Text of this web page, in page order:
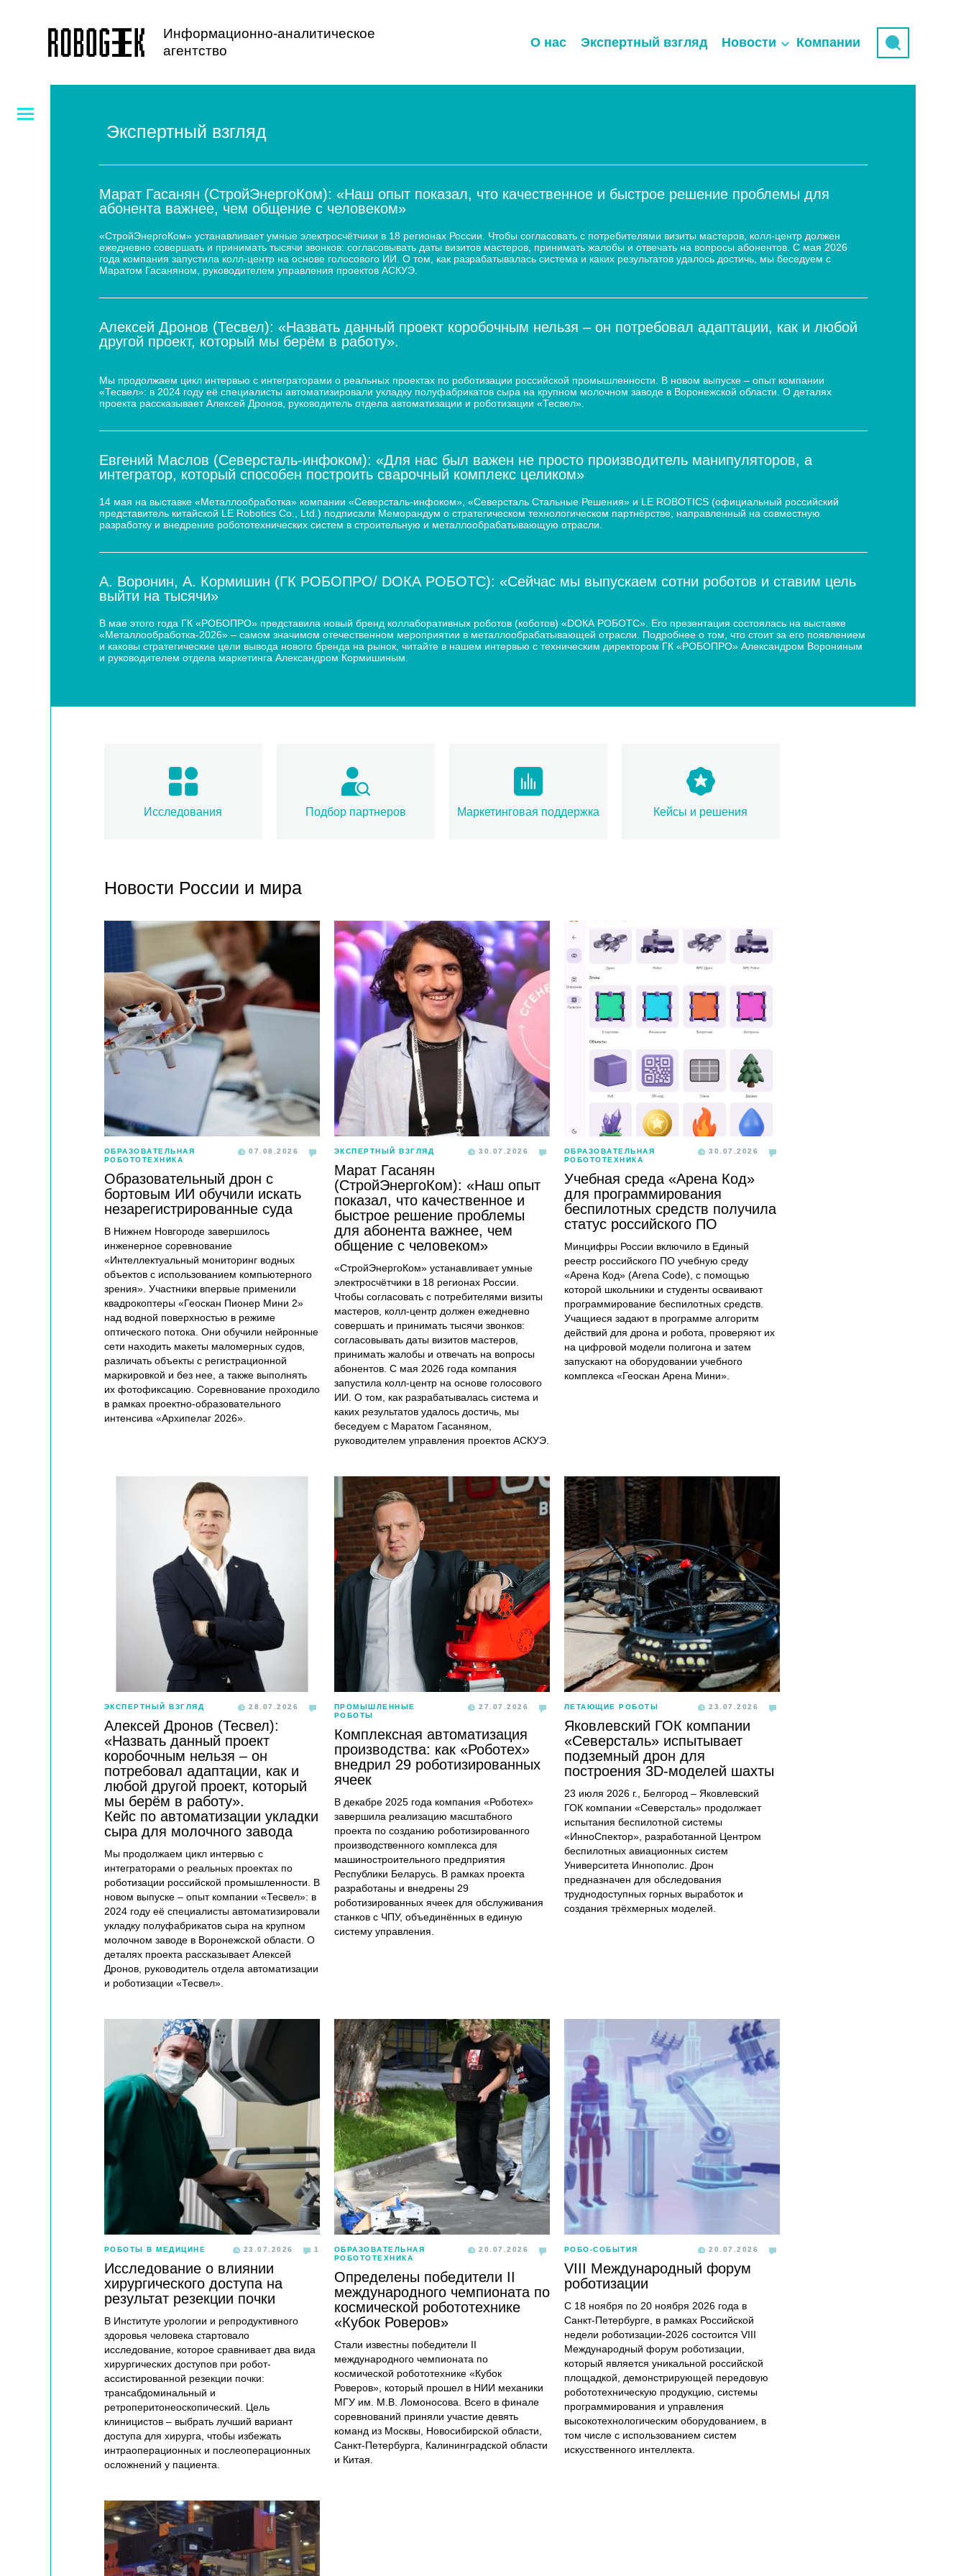
Информационно-аналитическое
агентство
О нас Экспертный взгляд Новости Компании
Экспертный взгляд
Марат Гасанян (СтройЭнергоКом): «Наш опыт показал, что качественное и быстрое решение проблемы для
абонента важнее, чем общение с человеком»
«СтройЭнергоКом» устанавливает умные электросчётчики в 18 регионах России. Чтобы согласовать с потребителями визиты мастеров, колл-центр должен
ежедневно совершать и принимать тысячи звонков: согласовывать даты визитов мастеров, принимать жалобы и отвечать на вопросы абонентов. С мая 2026
года компания запустила колл-центр на основе голосового ИИ. О том, как разрабатывалась система и каких результатов удалось достичь, мы беседуем с
Маратом Гасаняном, руководителем управления проектов АСКУЭ.
Алексей Дронов (Тесвел): «Назвать данный проект коробочным нельзя – он потребовал адаптации, как и любой
другой проект, который мы берём в работу».
Мы продолжаем цикл интервью с интеграторами о реальных проектах по роботизации российской промышленности. В новом выпуске – опыт компании
«Тесвел»: в 2024 году её специалисты автоматизировали укладку полуфабрикатов сыра на крупном молочном заводе в Воронежской области. О деталях
проекта рассказывает Алексей Дронов, руководитель отдела автоматизации и роботизации «Тесвел».
Евгений Маслов (Северсталь-инфоком): «Для нас был важен не просто производитель манипуляторов, а
интегратор, который способен построить сварочный комплекс целиком»
14 мая на выставке «Металлообработка» компании «Северсталь-инфоком», «Северсталь Стальные Решения» и LE ROBOTICS (официальный российский
представитель китайской LE Robotics Co., Ltd.) подписали Меморандум о стратегическом технологическом партнёрстве, направленный на совместную
разработку и внедрение робототехнических систем в строительную и металлообрабатывающую отрасли.
А. Воронин, А. Кормишин (ГК РОБОПРО/ DOКА РОБОТС): «Сейчас мы выпускаем сотни роботов и ставим цель
выйти на тысячи»
В мае этого года ГК «РОБОПРО» представила новый бренд коллаборативных роботов (коботов) «DОКА РОБОТС». Его презентация состоялась на выставке
«Металлообработка-2026» – самом значимом отечественном мероприятии в металлообрабатывающей отрасли. Подробнее о том, что стоит за его появлением
и каковы стратегические цели вывода нового бренда на рынок, читайте в нашем интервью с техническим директором ГК «РОБОПРО» Александром Ворониным
и руководителем отдела маркетинга Александром Кормишиным.
Исследования Подбор партнеров Маркетинговая поддержка Кейсы и решения
Новости России и мира
ОБРАЗОВАТЕЛЬНАЯ
РОБОТОТЕХНИКА
07.08.2026
Образовательный дрон с
бортовым ИИ обучили искать
незарегистрированные суда
В Нижнем Новгороде завершилось
инженерное соревнование
«Интеллектуальный мониторинг водных
объектов с использованием компьютерного
зрения». Участники впервые применили
квадрокоптеры «Геоскан Пионер Мини 2»
над водной поверхностью в режиме
оптического потока. Они обучили нейронные
сети находить макеты маломерных судов,
различать объекты с регистрационной
маркировкой и без нее, а также выполнять
их фотофиксацию. Соревнование проходило
в рамках проектно-образовательного
интенсива «Архипелаг 2026».
ЭКСПЕРТНЫЙ ВЗГЛЯД 30.07.2026
Марат Гасанян
(СтройЭнергоКом): «Наш опыт
показал, что качественное и
быстрое решение проблемы
для абонента важнее, чем
общение с человеком»
«СтройЭнергоКом» устанавливает умные
электросчётчики в 18 регионах России.
Чтобы согласовать с потребителями визиты
мастеров, колл-центр должен ежедневно
совершать и принимать тысячи звонков:
согласовывать даты визитов мастеров,
принимать жалобы и отвечать на вопросы
абонентов. С мая 2026 года компания
запустила колл-центр на основе голосового
ИИ. О том, как разрабатывалась система и
каких результатов удалось достичь, мы
беседуем с Маратом Гасаняном,
руководителем управления проектов АСКУЭ.
ОБРАЗОВАТЕЛЬНАЯ
РОБОТОТЕХНИКА
30.07.2026
Учебная среда «Арена Код»
для программирования
беспилотных средств получила
статус российского ПО
Минцифры России включило в Единый
реестр российского ПО учебную среду
«Арена Код» (Arena Code), с помощью
которой школьники и студенты осваивают
программирование беспилотных средств.
Учащиеся задают в программе алгоритм
действий для дрона и робота, проверяют их
на цифровой модели полигона и затем
запускают на оборудовании учебного
комплекса «Геоскан Арена Мини».
ЭКСПЕРТНЫЙ ВЗГЛЯД 28.07.2026
Алексей Дронов (Тесвел):
«Назвать данный проект
коробочным нельзя – он
потребовал адаптации, как и
любой другой проект, который
мы берём в работу».
Кейс по автоматизации укладки
сыра для молочного завода
Мы продолжаем цикл интервью с
интеграторами о реальных проектах по
роботизации российской промышленности. В
новом выпуске – опыт компании «Тесвел»: в
2024 году её специалисты автоматизировали
укладку полуфабрикатов сыра на крупном
молочном заводе в Воронежской области. О
деталях проекта рассказывает Алексей
Дронов, руководитель отдела автоматизации
и роботизации «Тесвел».
ПРОМЫШЛЕННЫЕ
РОБОТЫ
27.07.2026
Комплексная автоматизация
производства: как «Роботех»
внедрил 29 роботизированных
ячеек
В декабре 2025 года компания «Роботех»
завершила реализацию масштабного
проекта по созданию роботизированного
производственного комплекса для
машиностроительного предприятия
Республики Беларусь. В рамках проекта
разработаны и внедрены 29
роботизированных ячеек для обслуживания
станков с ЧПУ, объединённых в единую
систему управления.
ЛЕТАЮЩИЕ РОБОТЫ 23.07.2026
Яковлевский ГОК компании
«Северсталь» испытывает
подземный дрон для
построения 3D-моделей шахты
23 июля 2026 г., Белгород – Яковлевский
ГОК компании «Северсталь» продолжает
испытания беспилотной системы
«ИнноСпектор», разработанной Центром
беспилотных авиационных систем
Университета Иннополис. Дрон
предназначен для обследования
труднодоступных горных выработок и
создания трёхмерных моделей.
РОБОТЫ В МЕДИЦИНЕ 23.07.2026 1
Исследование о влиянии
хирургического доступа на
результат резекции почки
В Институте урологии и репродуктивного
здоровья человека стартовало
исследование, которое сравнивает два вида
хирургических доступов при робот-
ассистированной резекции почки:
трансабдоминальный и
ретроперитонеоскопический. Цель
клиницистов – выбрать лучший вариант
доступа для хирурга, чтобы избежать
интраоперационных и послеоперационных
осложнений у пациента.
ОБРАЗОВАТЕЛЬНАЯ
РОБОТОТЕХНИКА
20.07.2026
Определены победители II
международного чемпионата по
космической робототехнике
«Кубок Роверов»
Стали известны победители II
международного чемпионата по
космической робототехнике «Кубок
Роверов», который прошел в НИИ механики
МГУ им. М.В. Ломоносова. Всего в финале
соревнований приняли участие девять
команд из Москвы, Новосибирской области,
Санкт-Петербурга, Калининградской области
и Китая.
РОБО-СОБЫТИЯ 20.07.2026
VIII Международный форум
роботизации
С 18 ноября по 20 ноября 2026 года в
Санкт-Петербурге, в рамках Российской
недели роботизации-2026 состоится VIII
Международный форум роботизации,
который является уникальной российской
площадкой, демонстрирующей передовую
робототехническую продукцию, системы
программирования и управления
высокотехнологическим оборудованием, в
том числе с использованием систем
искусственного интеллекта.